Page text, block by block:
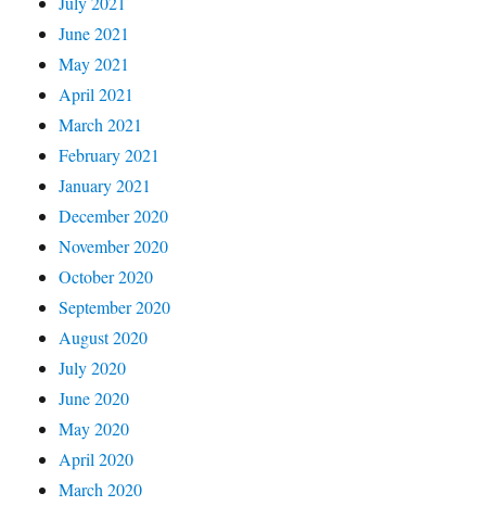
June 2021
May 2021
April 2021
March 2021
February 2021
January 2021
December 2020
November 2020
October 2020
September 2020
August 2020
July 2020
June 2020
May 2020
April 2020
March 2020